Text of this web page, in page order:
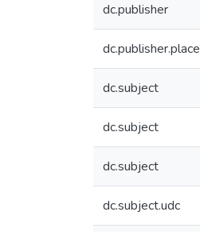
dc.publisher
dc.publisher.place
dc.subject
dc.subject
dc.subject
dc.subject.udc